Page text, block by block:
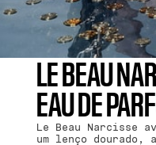
LE BEAU
EAU DE
Le Beau Narcisse
um lenço dourado,